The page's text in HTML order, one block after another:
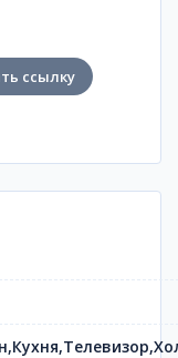
ссылку